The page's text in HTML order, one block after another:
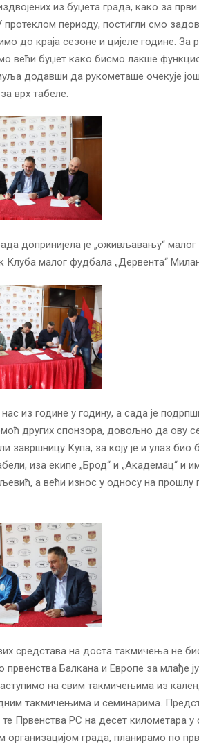
из буџета града, како за
протеклом периоду, постигли смо
до краја сезоне и цијеле године. За
већи буџет како бисмо лакше
додавши да рукометаше очекује
врх табеле.
допринијела је „оживљавању“
Клуба малог фудбала „Дервента“
нас из године у годину, а сада је
других спонзора, довољно да ову
завршницу Купа, за коју је и улаз
иза екипе „Брод“ и „Академац“ и
а већи износ у односу на прошлу
средстава на доста такмичења не
првенства Балкана и Европе за млађе
на свим такмичењима из
такмичењима и семинарима.
Првенства РС на десет километара у
организацијом града, планирамо по